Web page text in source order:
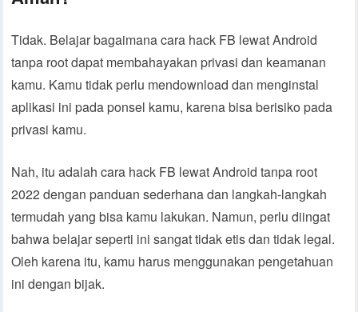
Tidak. Belajar bagaimana cara hack FB lewat Android
tanpa root dapat membahayakan privasi dan keamanan
kamu. Kamu tidak perlu mendownload dan menginstal
aplikasi ini pada ponsel kamu, karena bisa berisiko pada
privasi kamu.
Nah, itu adalah cara hack FB lewat Android tanpa root
2022 dengan panduan sederhana dan langkah-langkah
termudah yang bisa kamu lakukan. Namun, perlu diingat
bahwa belajar seperti ini sangat tidak etis dan tidak legal.
Oleh karena itu, kamu harus menggunakan pengetahuan
ini dengan bijak.